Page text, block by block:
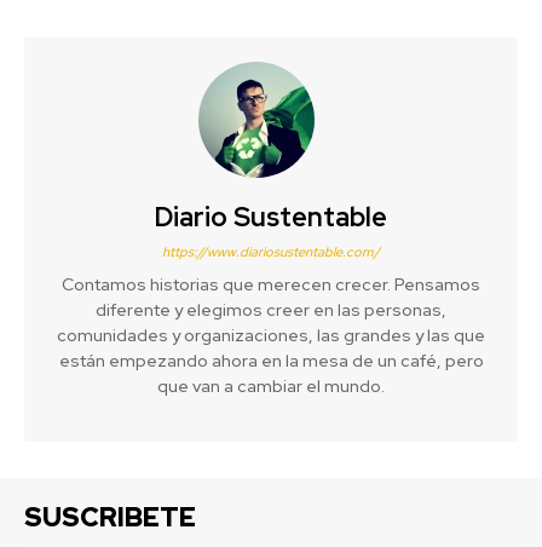
Diario Sustentable
https://www.diariosustentable.com/
Contamos historias que merecen crecer. Pensamos
diferente y elegimos creer en las personas,
comunidades y organizaciones, las grandes y las que
están empezando ahora en la mesa de un café, pero
que van a cambiar el mundo.
SUSCRIBETE